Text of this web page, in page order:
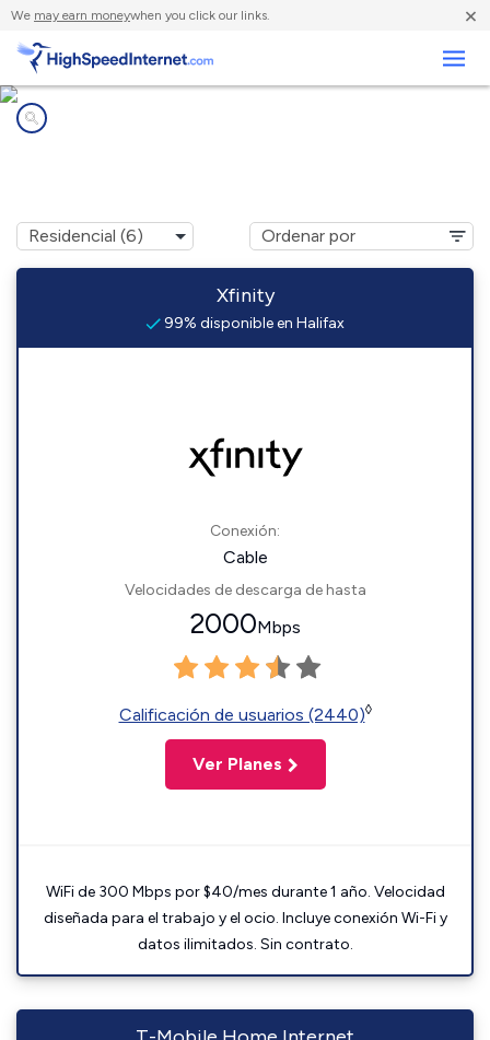
We may earn moneywhen you click our links. ×
Xfinity
99% disponible en Halifax
Conexión:
Cable
Velocidades de descarga de hasta
2000Mbps
Calificación de usuarios (2440)◊
Ver Planes
WiFi de 300 Mbps por $40/mes durante 1 año. Velocidad
diseñada para el trabajo y el ocio. Incluye conexión Wi-Fi y
datos ilimitados. Sin contrato.